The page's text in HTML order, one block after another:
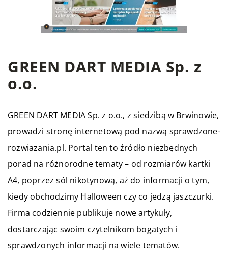
GREEN DART MEDIA Sp. z
o.o.
GREEN DART MEDIA Sp. z o.o., z siedzibą w Brwinowie,
prowadzi stronę internetową pod nazwą sprawdzone-
rozwiazania.pl. Portal ten to źródło niezbędnych
porad na różnorodne tematy – od rozmiarów kartki
A4, poprzez sól nikotynową, aż do informacji o tym,
kiedy obchodzimy Halloween czy co jedzą jaszczurki.
Firma codziennie publikuje nowe artykuły,
dostarczając swoim czytelnikom bogatych i
sprawdzonych informacji na wiele tematów.